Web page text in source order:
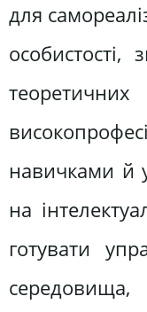
для
особистості,
навичками й
на
готувати
середовища,